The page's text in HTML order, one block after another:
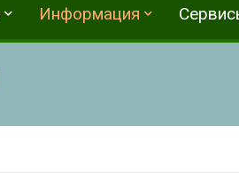
Информация